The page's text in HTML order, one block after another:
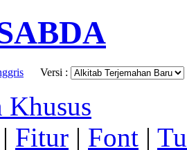
Versi :
Khusus
| Fitur | Font |